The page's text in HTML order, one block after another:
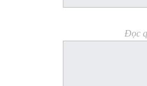
Đọc quyết